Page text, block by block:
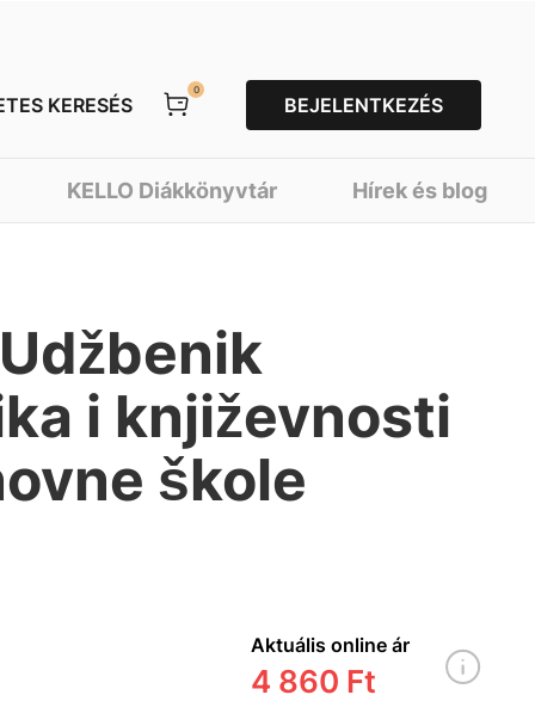
KERESÉS
0
BEJELENTKEZÉS
KELLO Diákkönyvtár Hírek és blog
i književnosti
škole
Aktuális online ár
4 860 Ft